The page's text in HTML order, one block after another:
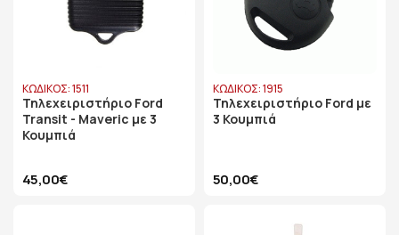
ΚΩΔΙΚΟΣ: 1511
Τηλεχειριστήριο Ford
Transit - Maveric με 3
Κουμπιά
45,00€
ΚΩΔΙΚΟΣ: 1915
Τηλεχειριστήριο Ford με
3 Κουμπιά
50,00€